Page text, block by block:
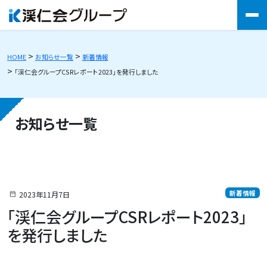
HOME お知らせ一覧
新着情報
「渓仁会グループCSRレポート2023」を発行しました
お知らせ一覧
2023年11月7日 新着情報
「渓仁会グループCSRレポート2023」
を発行しました